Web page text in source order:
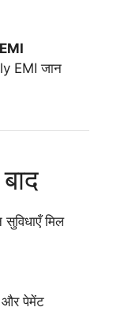
EMI
EMI जान
मिल
पेमेंट